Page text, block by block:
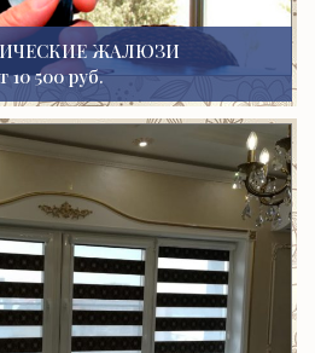
ЖАЛЮЗИ
10 500 руб.